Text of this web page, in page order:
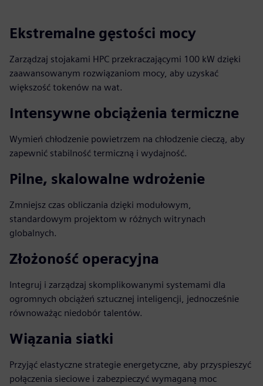
Ekstremalne gęstości mocy
Zarządzaj stojakami HPC przekraczającymi 100 kW dzięki
zaawansowanym rozwiązaniom mocy, aby uzyskać
większość tokenów na wat.
Intensywne obciążenia termiczne
Wymień chłodzenie powietrzem na chłodzenie cieczą, aby
zapewnić stabilność termiczną i wydajność.
Pilne, skalowalne wdrożenie
Zmniejsz czas obliczania dzięki modułowym,
standardowym projektom w różnych witrynach
globalnych.
Złożoność operacyjna
Integruj i zarządzaj skomplikowanymi systemami dla
ogromnych obciążeń sztucznej inteligencji, jednocześnie
równoważąc niedobór talentów.
Wiązania siatki
Przyjąć elastyczne strategie energetyczne, aby przyspieszyć
połączenia sieciowe i zabezpieczyć wymaganą moc